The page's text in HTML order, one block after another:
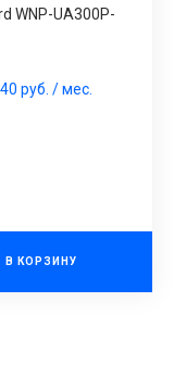
WNP-UA300P-
руб. / мес.
В КОРЗИНУ